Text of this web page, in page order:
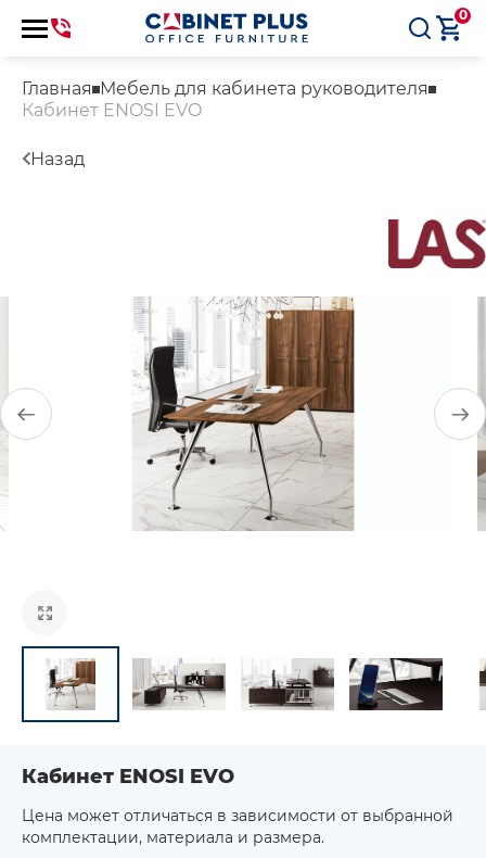
0
Главная Мебель для кабинета руководителя
Кабинет ENOSI EVO
Назад
Кабинет ENOSI EVO
Цена может отличаться в зависимости от выбранной
комплектации, материала и размера.